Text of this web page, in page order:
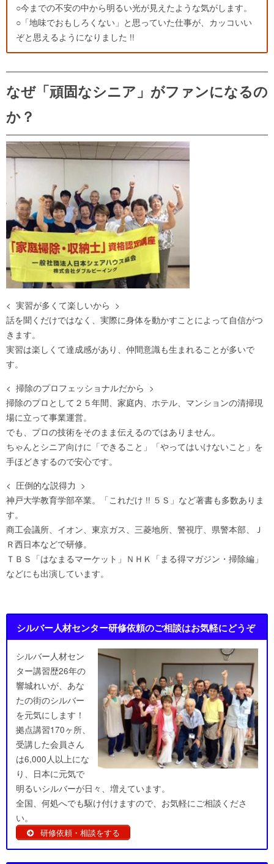
○今までの不安の中から明るい光が見えたような気がします。
○「地味でおもしろくない」と思っていた仕事が、カッコいい
ぞと思えるようになりました !!
なぜ「頑固なシニア」がファンになるの
か？
< 実習が多くて楽しいから >
話を聞くだけではなく、実際に身体を動かすことによって自信がつ
きます。
実習は楽しくて達成感があり、仲間意識も生まれることが多いで
す。
< 掃除のプロフェッショナルだから >
掃除のプロとして２５年間、家庭内、ホテル、マンションの清掃現
場に立って事業運営。
でも、プロの技術をそのまま伝えるのではありません。
ちゃんとシニア向けに「できること」「やってはいけないこと」を
手ほどきするので安心です。
< 圧倒的な説得力 >
神戸大学教育学部卒業。「これだけ !! ５Ｓ」など著書も多数ありま
す。
商工会議所、イオン、東京ガス、三菱地所、警視庁、県警本部、Ｊ
Ｒ西日本などで研修。
ＴＢＳ「はなまるマーケット」ＮＨＫ「まる得マガジン・掃除編」
などにも出演しています。
シルバー人材センター研修依頼のご相談はお気軽にどうぞ
シルバー人材セン
ター講習歴26年の
響城れいが、あな
たの街のシルバー
を元気にします！
拠点講習170ヶ所、
受講した会員さん
は6,000人以上にな
り、日本に元気で
明るいシルバーが日々、増えています。
全国、何処へでも駆け付けますので、お気軽にご相談くださ
い。
研修依頼・相談をする